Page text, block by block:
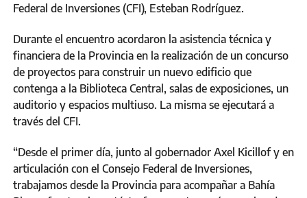
Federal de Inversiones (CFI), Esteban Rodríguez.
Durante el encuentro acordaron la asistencia técnica y
financiera de la Provincia en la realización de un concurso
de proyectos para construir un nuevo edificio que
contenga a la Biblioteca Central, salas de exposiciones, un
auditorio y espacios multiuso. La misma se ejecutará a
través del CFI.
“Desde el primer día, junto al gobernador Axel Kicillof y en
articulación con el Consejo Federal de Inversiones,
trabajamos desde la Provincia para acompañar a Bahía